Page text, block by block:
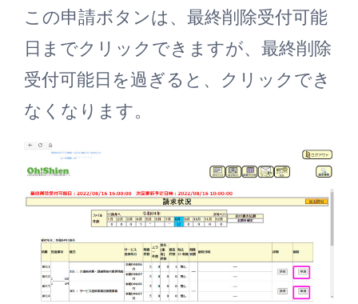
この申請ボタンは、最終削除受付可能
日までクリックできますが、最終削除
受付可能日を過ぎると、クリックでき
なくなります。